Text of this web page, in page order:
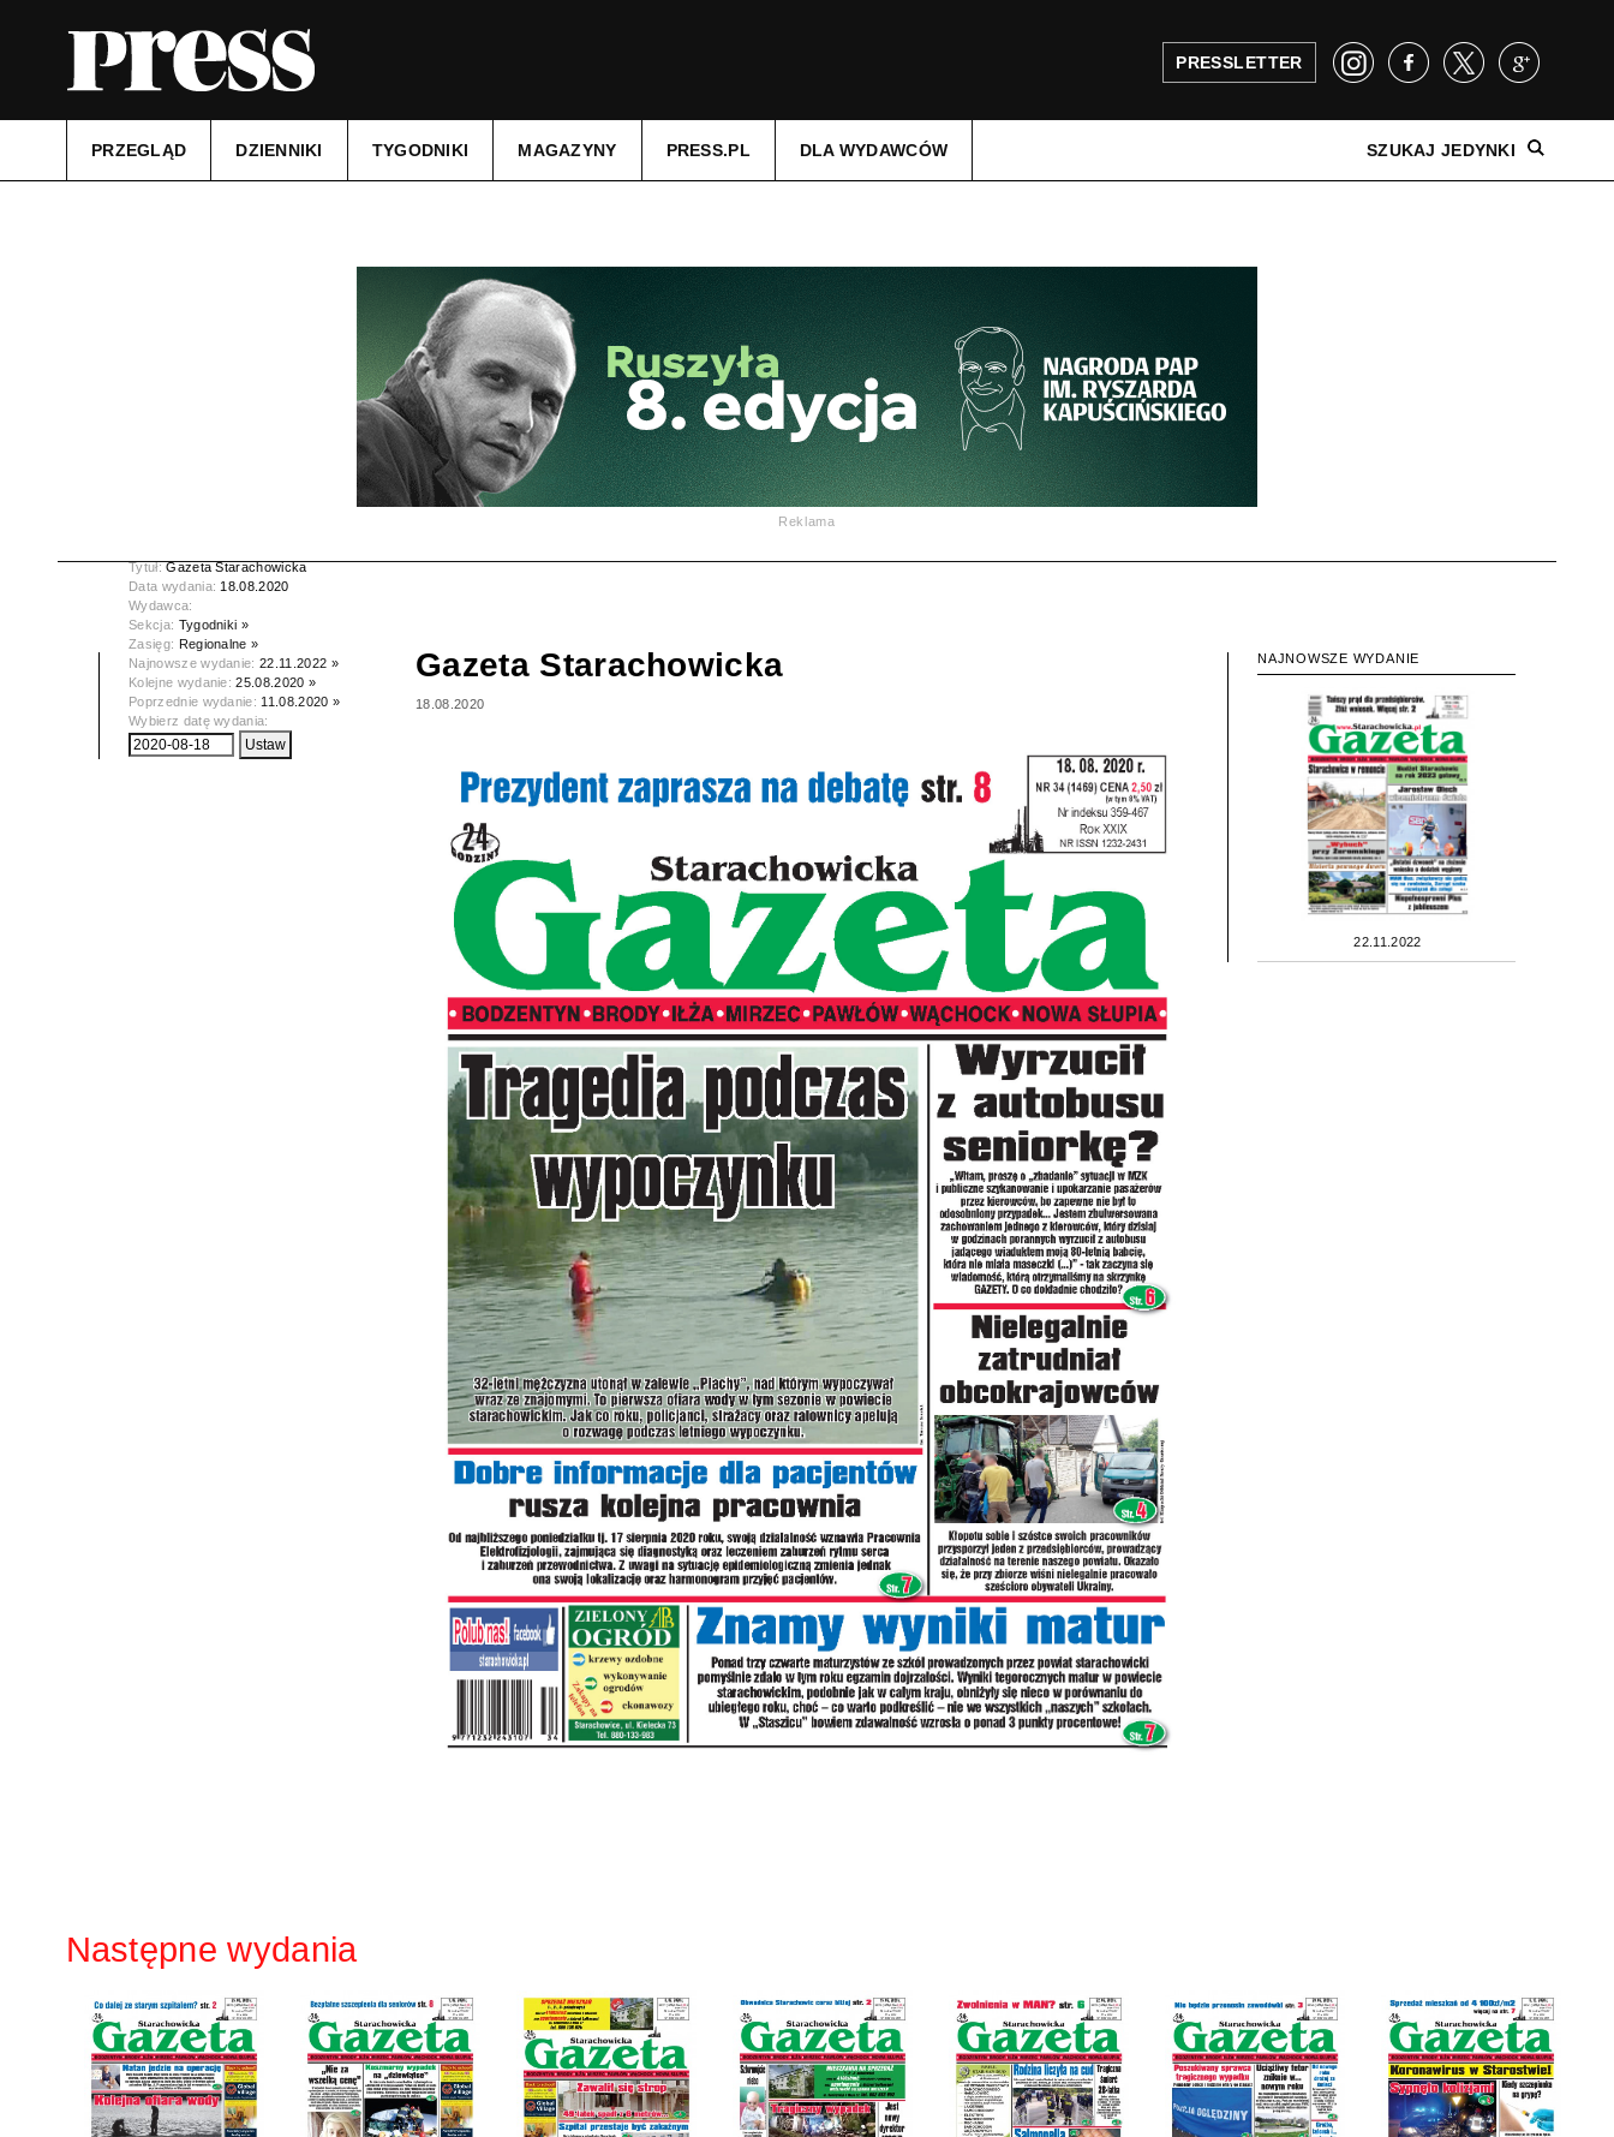
PRESSLETTER
PRZEGLĄD DZIENNIKI TYGODNIKI MAGAZYNY PRESS.PL DLA WYDAWCÓW SZUKAJ JEDYNKI
Reklama
Tytuł:Gazeta Starachowicka
Data wydania: 18.08.2020
Wydawca:
Sekcja: Tygodniki »
Zasięg: Regionalne »
Najnowsze wydanie:22.11.2022 »
Kolejne wydanie:25.08.2020 »
Poprzednie wydanie: 11.08.2020 »
Wybierz datę wydania:
Gazeta Starachowicka
18.08.2020
NAJNOWSZE WYDANIE
22.11.2022
Następne wydania